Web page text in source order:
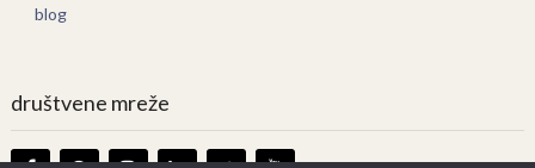
blog
društvene mreže